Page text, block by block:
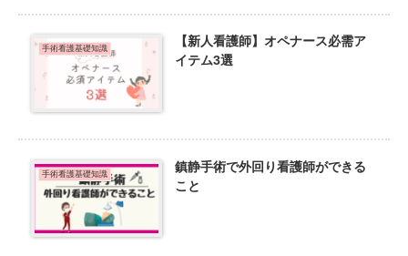
手術看護基礎知識
【新人看護師】オペナース必需ア
イテム3選
手術看護基礎知識
鎮静手術で外回り看護師ができる
こと